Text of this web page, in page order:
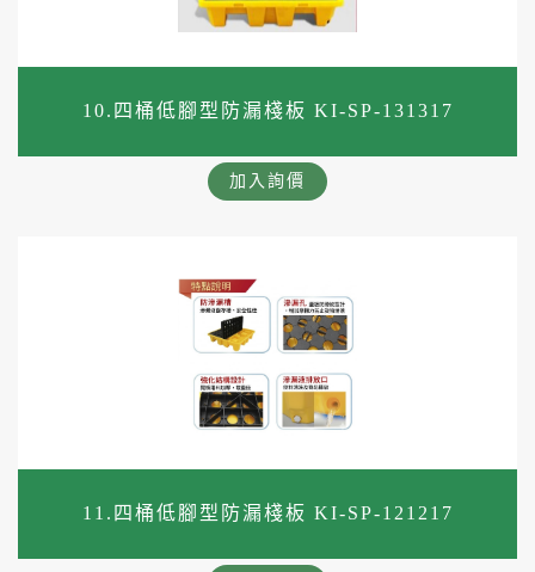
10.四桶低腳型防漏棧板 KI-SP-131317
加入詢價
11.四桶低腳型防漏棧板 KI-SP-121217